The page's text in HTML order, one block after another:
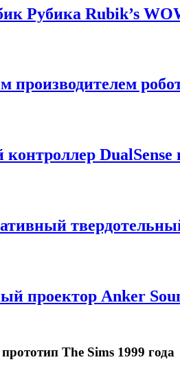
Рубика Rubik’s
производителем
DualSense
проектор Anker
The Sims 1999 года